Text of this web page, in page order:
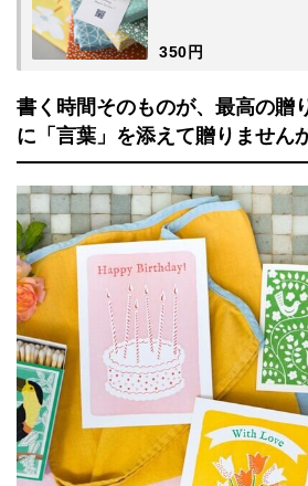
350円
書く時間そのものが、最高の贈
に「言葉」を添えて贈りません